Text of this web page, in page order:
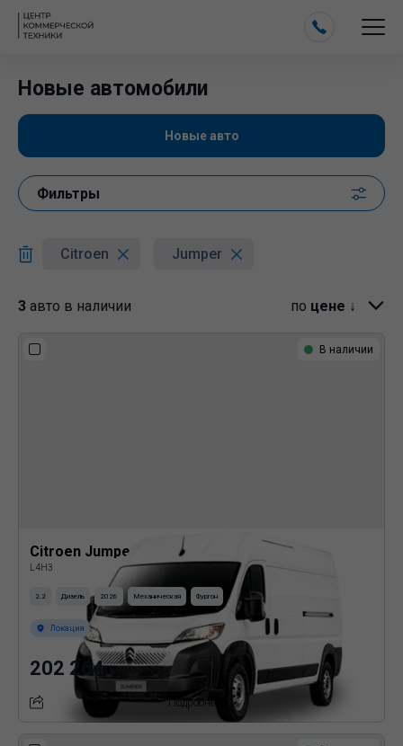
Новые автомобили
Новые авто
Фильтры
Citroen Jumper
3 авто в наличии по цене ↓
В наличии
Citroen Jumper
L4H3
2.2 Дизель 2026 Механическая Фургон
Локация
202 264
Подробнее